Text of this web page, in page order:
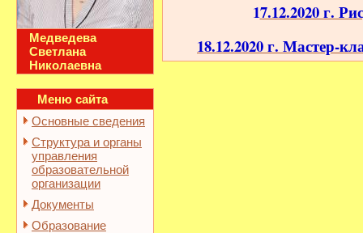
Медведева
Светлана
Николаевна
Меню сайта
Основные сведения
Структура и органы
управления
образовательной
организации
Документы
Образование
17.12.2020 г.
18.12.2020 г. Мастер-